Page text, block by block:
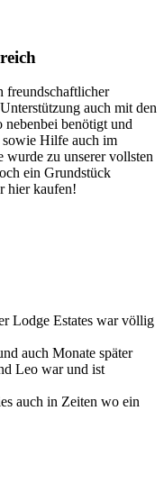
freundschaftlicher
auch mit den
benötigt und
sowie Hilfe auch im
wurde zu unserer vollsten
ein Grundstück
hier kaufen!
Lodge Estates war völlig
auch Monate später
Leo war und ist
auch in Zeiten wo ein